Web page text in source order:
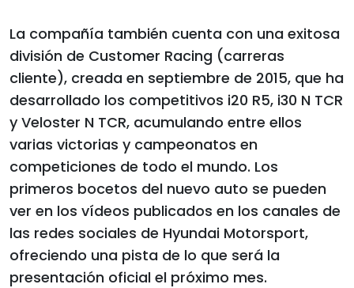
La compañía también cuenta con una exitosa
división de Customer Racing (carreras
cliente), creada en septiembre de 2015, que ha
desarrollado los competitivos i20 R5, i30 N TCR
y Veloster N TCR, acumulando entre ellos
varias victorias y campeonatos en
competiciones de todo el mundo. Los
primeros bocetos del nuevo auto se pueden
ver en los vídeos publicados en los canales de
las redes sociales de Hyundai Motorsport,
ofreciendo una pista de lo que será la
presentación oficial el próximo mes.